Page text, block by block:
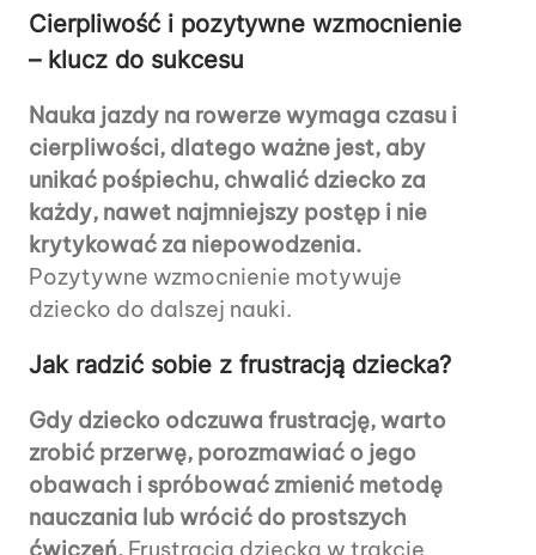
Cierpliwość i pozytywne wzmocnienie
– klucz do sukcesu
Nauka jazdy na rowerze wymaga czasu i
cierpliwości, dlatego ważne jest, aby
unikać pośpiechu, chwalić dziecko za
każdy, nawet najmniejszy postęp i nie
krytykować za niepowodzenia.
Pozytywne wzmocnienie motywuje
dziecko do dalszej nauki.
Jak radzić sobie z frustracją dziecka?
Gdy dziecko odczuwa frustrację, warto
zrobić przerwę, porozmawiać o jego
obawach i spróbować zmienić metodę
nauczania lub wrócić do prostszych